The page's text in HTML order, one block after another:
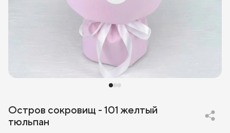
Остров сокровищ - 101 желтый
тюльпан